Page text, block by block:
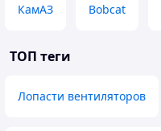
КамАЗ Bobcat
ТОП теги
Лопасти вентиляторов